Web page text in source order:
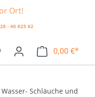
Ort!
- 40 625 62
0,00 €*
Schläuche und